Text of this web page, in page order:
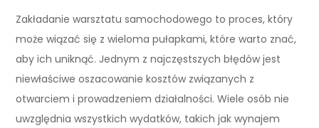
Zakładanie warsztatu samochodowego to proces, który
może wiązać się z wieloma pułapkami, które warto znać,
aby ich uniknąć. Jednym z najczęstszych błędów jest
niewłaściwe oszacowanie kosztów związanych z
otwarciem i prowadzeniem działalności. Wiele osób nie
uwzględnia wszystkich wydatków, takich jak wynajem